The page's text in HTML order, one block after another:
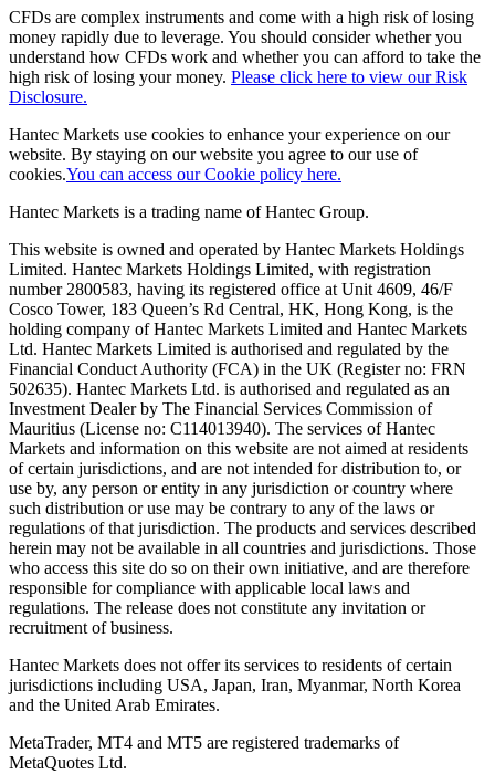
CFDs are complex instruments and come with a high risk of losing
money rapidly due to leverage. You should consider whether you
understand how CFDs work and whether you can afford to take the
high risk of losing your money. Please click here to view our Risk
Disclosure.
Hantec Markets use cookies to enhance your experience on our
website. By staying on our website you agree to our use of
cookies.You can access our Cookie policy here.
Hantec Markets is a trading name of Hantec Group.
This website is owned and operated by Hantec Markets Holdings
Limited. Hantec Markets Holdings Limited, with registration
number 2800583, having its registered office at Unit 4609, 46/F
Cosco Tower, 183 Queen’s Rd Central, HK, Hong Kong, is the
holding company of Hantec Markets Limited and Hantec Markets
Ltd. Hantec Markets Limited is authorised and regulated by the
Financial Conduct Authority (FCA) in the UK (Register no: FRN
502635). Hantec Markets Ltd. is authorised and regulated as an
Investment Dealer by The Financial Services Commission of
Mauritius (License no: C114013940). The services of Hantec
Markets and information on this website are not aimed at residents
of certain jurisdictions, and are not intended for distribution to, or
use by, any person or entity in any jurisdiction or country where
such distribution or use may be contrary to any of the laws or
regulations of that jurisdiction. The products and services described
herein may not be available in all countries and jurisdictions. Those
who access this site do so on their own initiative, and are therefore
responsible for compliance with applicable local laws and
regulations. The release does not constitute any invitation or
recruitment of business.
Hantec Markets does not offer its services to residents of certain
jurisdictions including USA, Japan, Iran, Myanmar, North Korea
and the United Arab Emirates.
MetaTrader, MT4 and MT5 are registered trademarks of
MetaQuotes Ltd.